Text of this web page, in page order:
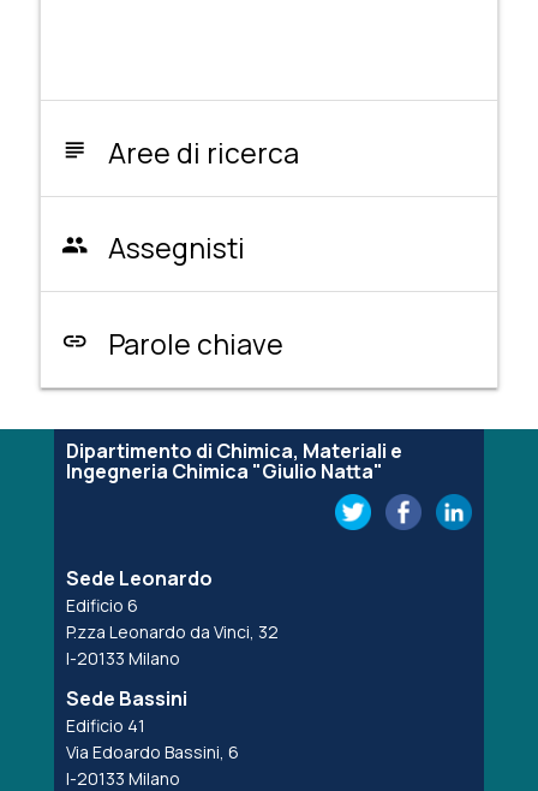
subject Aree di ricerca
people Assegnisti
link Parole chiave
Dipartimento di Chimica, Materiali e
Ingegneria Chimica "Giulio Natta"
Sede Leonardo
Edificio 6
P.zza Leonardo da Vinci, 32
I-20133 Milano
Sede Bassini
Edificio 41
Via Edoardo Bassini, 6
I-20133 Milano